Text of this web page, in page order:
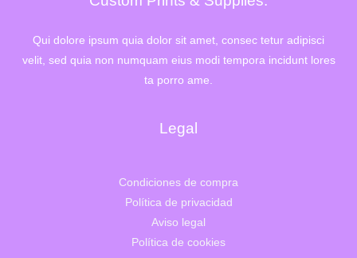
Qui dolore ipsum quia dolor sit amet, consec tetur adipisci
velit, sed quia non numquam eius modi tempora incidunt lores
ta porro ame.
Legal
Condiciones de compra
Política de privacidad
Aviso legal
Política de cookies